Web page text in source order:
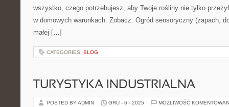
wszystko, czego potrzebujesz, aby Twoje rośliny nie tylko
w domowych warunkach. Zobacz: Ogród sensoryczny (zapach,
małej […]
CATEGORIES: BLOG
TURYSTYKA INDUSTRIALNA
POSTED BY ADMIN GRU - 6 - 2025 MOŻLIWOŚĆ